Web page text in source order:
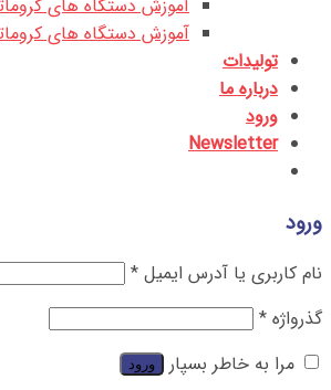
آموزش دستگاه های
آموزش دستگاه های
تولیدات
درباره ما
ورود
Newsletter
ورود
نام کاربری یا آدرس ایمیل *
گذرواژه *
مرا به خاطر بسپار
ورود